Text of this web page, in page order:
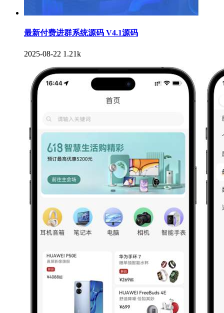
最新付费进群系统源码 V4.1源码
2025-08-22 1.21k